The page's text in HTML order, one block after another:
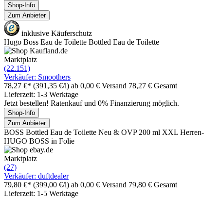
Shop-Info
Zum Anbieter
inklusive Käuferschutz
Hugo Boss Eau de Toilette Bottled Eau de Toilette
Marktplatz
(22.151)
Verkäufer: Smoothers
78,27 €* (391,35 €/l) ab 0,00 € Versand 78,27 € Gesamt
Lieferzeit: 1-3 Werktage
Jetzt bestellen! Ratenkauf und 0% Finanzierung möglich.
Shop-Info
Zum Anbieter
BOSS Bottled Eau de Toilette Neu & OVP 200 ml XXL Herren-
HUGO BOSS in Folie
Marktplatz
(27)
Verkäufer: duftdealer
79,80 €* (399,00 €/l) ab 0,00 € Versand 79,80 € Gesamt
Lieferzeit: 1-5 Werktage